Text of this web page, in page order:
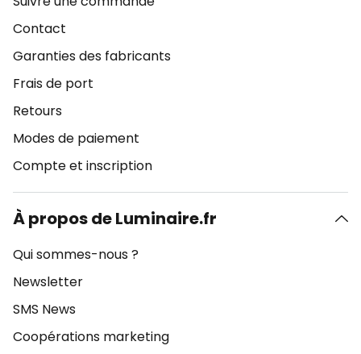
Contact
Garanties des fabricants
Frais de port
Retours
Modes de paiement
Compte et inscription
À propos de Luminaire.fr
Qui sommes-nous ?
Newsletter
SMS News
Coopérations marketing